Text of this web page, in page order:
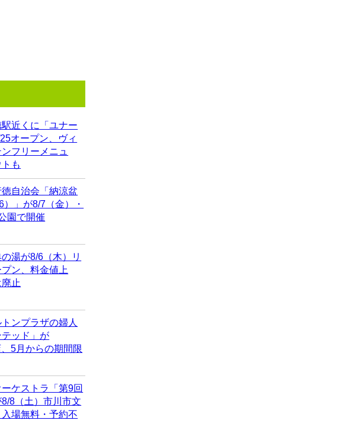
駅近くに「ユナー
オープン、ヴィ
フリーメニュ
も
徳自治会「納涼盆
」が8/7（金）・
園で開催
の湯が8/6（木）リ
ン、料金値上
止
トンプラザの婦人
ッド」が
5月からの期間限
ケストラ「第9回
8（土）市川市文
場無料・予約不